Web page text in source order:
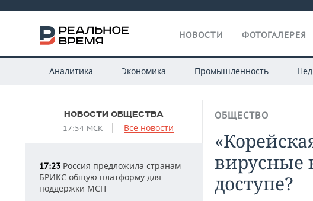
НОВОСТИ ФОТОГАЛЕРЕЯ
Аналитика Экономика Промышленность
НОВОСТИ ОБЩЕСТВА
17:54 МСК Все новости
17:23 Россия предложила странам
БРИКС общую платформу для
поддержки МСП
ОБЩЕСТВО
вирусные
доступе?